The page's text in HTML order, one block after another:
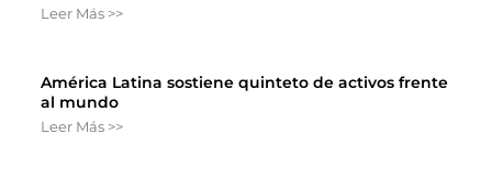
Leer Más >>
América Latina sostiene quinteto de activos frente
al mundo
Leer Más >>